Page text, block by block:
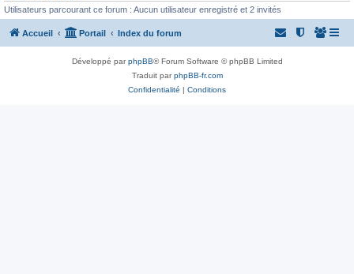
Utilisateurs parcourant ce forum : Aucun utilisateur enregistré et 2 invités
Accueil Portail Index du forum
Développé parphpBB® Forum Software © phpBB Limited
Traduit parphpBB-fr.com
Confidentialité | Conditions